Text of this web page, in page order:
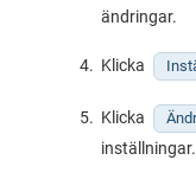
ändringar.
Klicka
Klicka
inställningar.